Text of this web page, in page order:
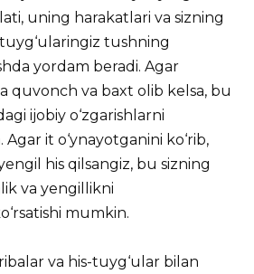
uning harakatlari va sizning
tushning
yordam beradi. Agar
quvonch va baxt olib kelsa, bu
ijobiy o‘zgarishlarni
it o‘ynayotganini ko‘rib,
his qilsangiz, bu sizning
va yengillikni
mumkin.
va his-tuyg‘ular bilan